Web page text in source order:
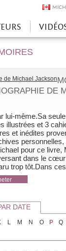
DE
lui-même.Sa
illustrées et 3
et inédites
personnelles,
pour ce
dans le
trop tôt.Dans
DATE
L M N O P Q